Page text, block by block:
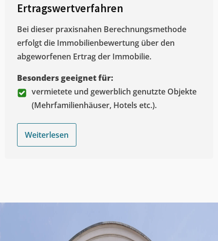
Ertragswertverfahren
Bei dieser praxisnahen Berechnungsmethode
erfolgt die Immobilienbewertung über den
abgeworfenen Ertrag der Immobilie.
Besonders geeignet für:
vermietete und gewerblich genutzte Objekte
(Mehrfamilienhäuser, Hotels etc.).
Weiterlesen